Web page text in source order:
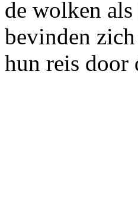
de wolken
bevinden
hun reis door